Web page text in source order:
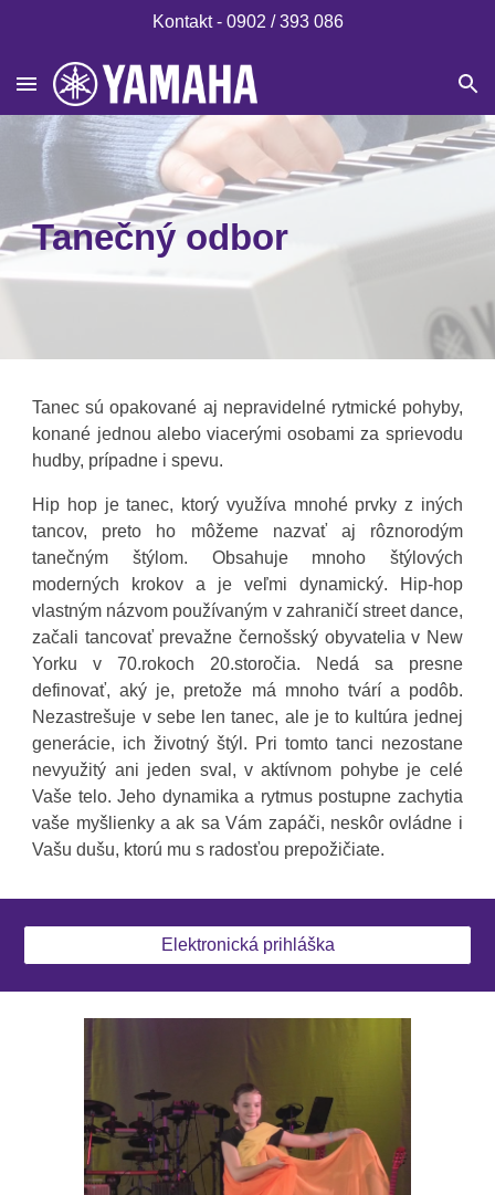
Kontakt - 0902 / 393 086
Tanečný odbor
Tanec sú opakované aj nepravidelné rytmické pohyby,
konané jednou alebo viacerými osobami za sprievodu
hudby, prípadne i spevu.
Hip hop je tanec, ktorý využíva mnohé prvky z iných
tancov, preto ho môžeme nazvať aj rôznorodým
tanečným štýlom. Obsahuje mnoho štýlových
moderných krokov a je veľmi dynamický. Hip-hop
vlastným názvom používaným v zahraničí street dance,
začali tancovať prevažne černošský obyvatelia v New
Yorku v 70.rokoch 20.storočia. Nedá sa presne
definovať, aký je, pretože má mnoho tvárí a podôb.
Nezastrešuje v sebe len tanec, ale je to kultúra jednej
generácie, ich životný štýl. Pri tomto tanci nezostane
nevyužitý ani jeden sval, v aktívnom pohybe je celé
Vaše telo. Jeho dynamika a rytmus postupne zachytia
vaše myšlienky a ak sa Vám zapáči, neskôr ovládne i
Vašu dušu, ktorú mu s radosťou prepožičiate.
Elektronická prihláška